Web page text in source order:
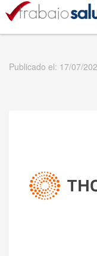
Publicado el: 17/07/